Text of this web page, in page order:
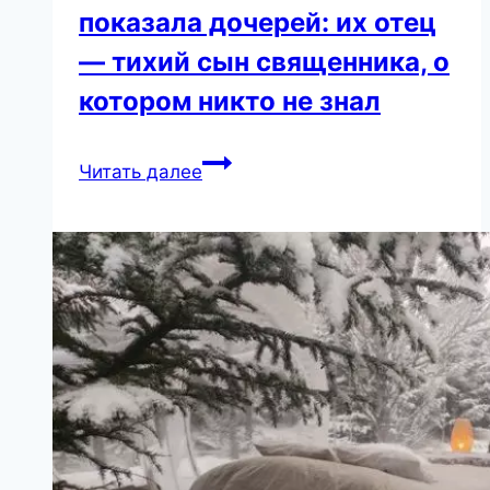
показала дочерей: их отец
— тихий сын священника, о
котором никто не знал
Читать далееКопанова
дочерей:
их
отец
—
тихий
сын
священника,
о